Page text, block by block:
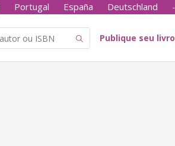
Portugal España Deutschland -
Publique seu livro